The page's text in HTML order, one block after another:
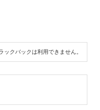
ックバックは利用できません。